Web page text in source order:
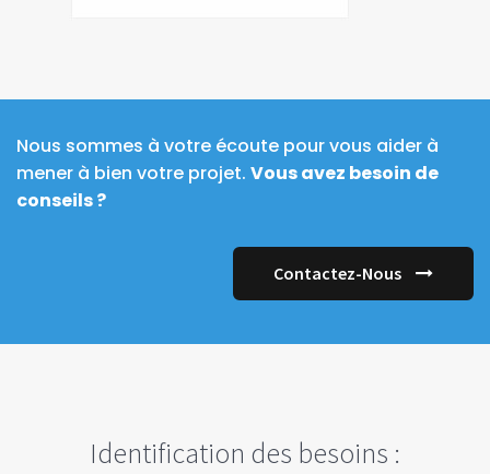
Nous sommes à votre écoute pour vous aider à
mener à bien votre projet. Vous avez besoin de
conseils ?
Contactez-Nous
Identification des besoins :